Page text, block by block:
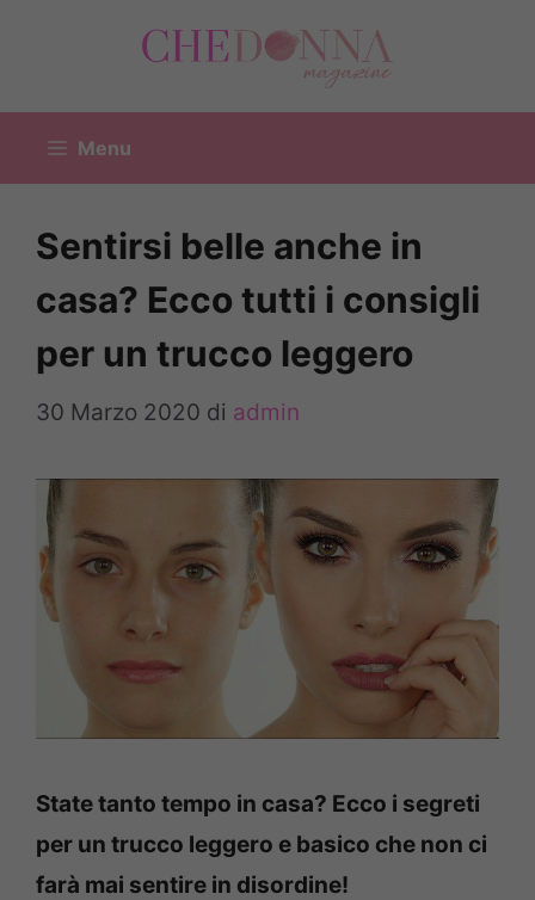
Menu
Sentirsi belle anche in
casa? Ecco tutti i consigli
per un trucco leggero
30 Marzo 2020 di admin
State tanto tempo in casa? Ecco i segreti
per un trucco leggero e basico che non ci
farà mai sentire in disordine!